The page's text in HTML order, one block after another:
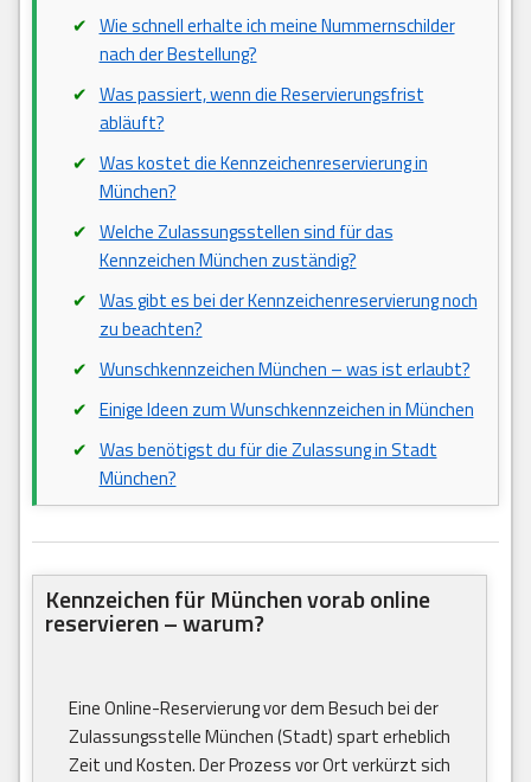
Wie schnell erhalte ich meine Nummernschilder
nach der Bestellung?
Was passiert, wenn die Reservierungsfrist
abläuft?
Was kostet die Kennzeichenreservierung in
München?
Welche Zulassungsstellen sind für das
Kennzeichen München zuständig?
Was gibt es bei der Kennzeichenreservierung noch
zu beachten?
Wunschkennzeichen München – was ist erlaubt?
Einige Ideen zum Wunschkennzeichen in München
Was benötigst du für die Zulassung in Stadt
München?
Kennzeichen für München vorab online
reservieren – warum?
Eine Online-Reservierung vor dem Besuch bei der
Zulassungsstelle München (Stadt) spart erheblich
Zeit und Kosten. Der Prozess vor Ort verkürzt sich